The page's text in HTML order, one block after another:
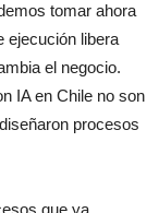
tomar ahora
ejecución libera
el negocio.
IA en Chile no son
procesos
que ya